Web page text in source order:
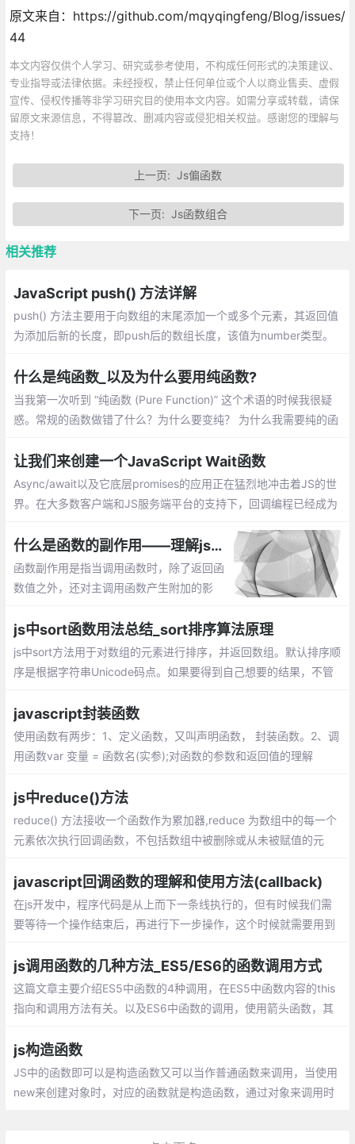
原文来自：https://github.com/mqyqingfeng/Blog/issues/
44
本文内容仅供个人学习、研究或参考使用，不构成任何形式的决策建议、
专业指导或法律依据。未经授权，禁止任何单位或个人以商业售卖、虚假
宣传、侵权传播等非学习研究目的使用本文内容。如需分享或转载，请保
留原文来源信息，不得篡改、删减内容或侵犯相关权益。感谢您的理解与
支持！
上一页:Js偏函数
下一页:Js函数组合
相关推荐
JavaScript push() 方法详解
push() 方法主要用于向数组的末尾添加一个或多个元素，其返回值
为添加后新的长度，即push后的数组长度，该值为number类型。
上、在对象使用push
什么是纯函数_以及为什么要用纯函数?
当我第一次听到 “纯函数 (Pure Function)” 这个术语的时候我很疑
惑。常规的函数做错了什么？为什么要变纯？ 为什么我需要纯的函
让我们来创建一个JavaScript Wait函数
Async/await以及它底层promises的应用正在猛烈地冲击着JS的世
界。在大多数客户端和JS服务端平台的支持下，回调编程已经成为
什么是函数的副作用——理解js编程中函数的副作用
函数副作用是指当调用函数时，除了返回函
数值之外，还对主调用函数产生附加的影
值，而且还做了其他的事情
js中sort函数用法总结_sort排序算法原理
js中sort方法用于对数组的元素进行排序，并返回数组。默认排序顺
序是根据字符串Unicode码点。如果要得到自己想要的结果，不管
小，然后返回一个用于说明这两个值的相对顺序的数字
javascript封装函数
使用函数有两步：1、定义函数，又叫声明函数， 封装函数。2、调
用函数var 变量 = 函数名(实参);对函数的参数和返回值的理解
js中reduce()方法
reduce() 方法接收一个函数作为累加器,reduce 为数组中的每一个
元素依次执行回调函数，不包括数组中被删除或从未被赋值的元
值，当前索引，原数组。
javascript回调函数的理解和使用方法(callback)
在js开发中，程序代码是从上而下一条线执行的，但有时候我们需
要等待一个操作结束后，再进行下一步操作，这个时候就需要用到
()构造函数创建的Function对象。
js调用函数的几种方法_ES5/ES6的函数调用方式
这篇文章主要介绍ES5中函数的4种调用，在ES5中函数内容的this
指向和调用方法有关。以及ES6中函数的调用，使用箭头函数，其
js构造函数
JS中的函数即可以是构造函数又可以当作普通函数来调用，当使用
new来创建对象时，对应的函数就是构造函数，通过对象来调用时